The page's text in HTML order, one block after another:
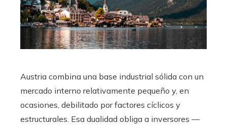
Austria combina una base industrial sólida con un
mercado interno relativamente pequeño y, en
ocasiones, debilitado por factores cíclicos y
estructurales. Esa dualidad obliga a inversores —